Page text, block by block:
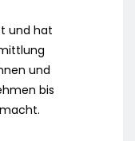
und hat
und
bis